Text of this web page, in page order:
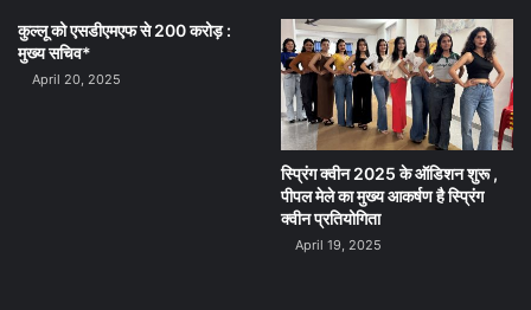
कुल्लू को एसडीएमएफ से 200 करोड़ :
मुख्य सचिव*
April 20, 2025
स्प्रिंग क्वीन 2025 के ऑडिशन शुरू ,
पीपल मेले का मुख्य आकर्षण है स्प्रिंग
क्वीन प्रतियोगिता
April 19, 2025